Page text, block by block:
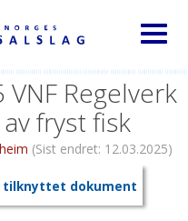
Toggle
Regelverk
fryst fisk
(Sist endret: 12.03.2025)
tilknyttet dokument